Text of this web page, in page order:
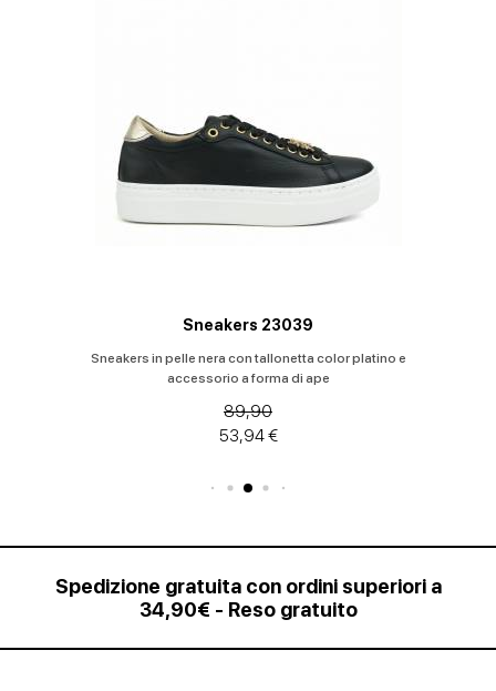
Sneakers 23039
Sneakers in pelle nera con tallonetta color platino e
accessorio a forma di ape
89,90
53,94 €
Spedizione gratuita con ordini superiori a
34,90€ - Reso gratuito